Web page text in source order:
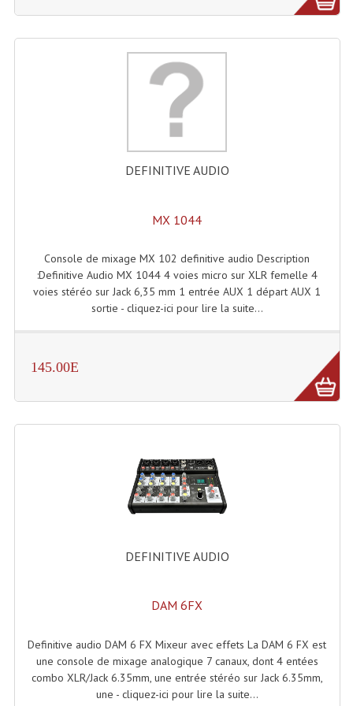
Angles Structure SC150
Angles Structure SD250
Angles Structure TRIO290
Angles Structure Triodéco
Angles Trio Steel Acier
Cercle Struct Triangulaire290
Crochets Et Accessoires
Pieds De Levage
Ponts - Portiques
Structure Et Angles Quatro Deco
Structures Carrées
Structures, Angles Sd150
DEFINITIVE AUDIO
MX 1044
Console de mixage MX 102 definitive audio Description
:Definitive Audio MX 1044 4 voies micro sur XLR femelle 4
voies stéréo sur Jack 6,35 mm 1 entrée AUX 1 départ AUX 1
sortie - cliquez-ici pour lire la suite...
145.00E
DEFINITIVE AUDIO
DAM 6FX
Definitive audio DAM 6 FX Mixeur avec effets La DAM 6 FX est
une console de mixage analogique 7 canaux, dont 4 entées
combo XLR/Jack 6.35mm, une entrée stéréo sur Jack 6.35mm,
une - cliquez-ici pour lire la suite...